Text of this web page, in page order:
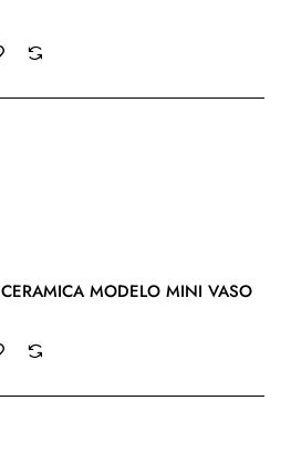
MODELO MINI VASO